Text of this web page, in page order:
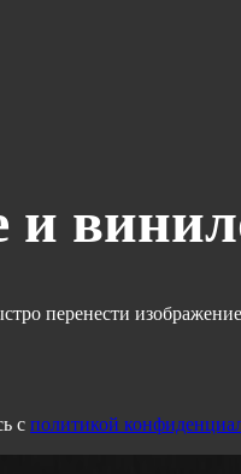
перенести
с политикой